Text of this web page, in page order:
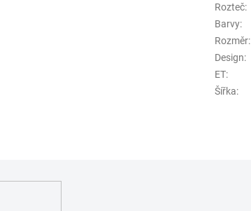
Rozteč:
Barvy:
Rozměr:
Design:
ET:
Šířka: